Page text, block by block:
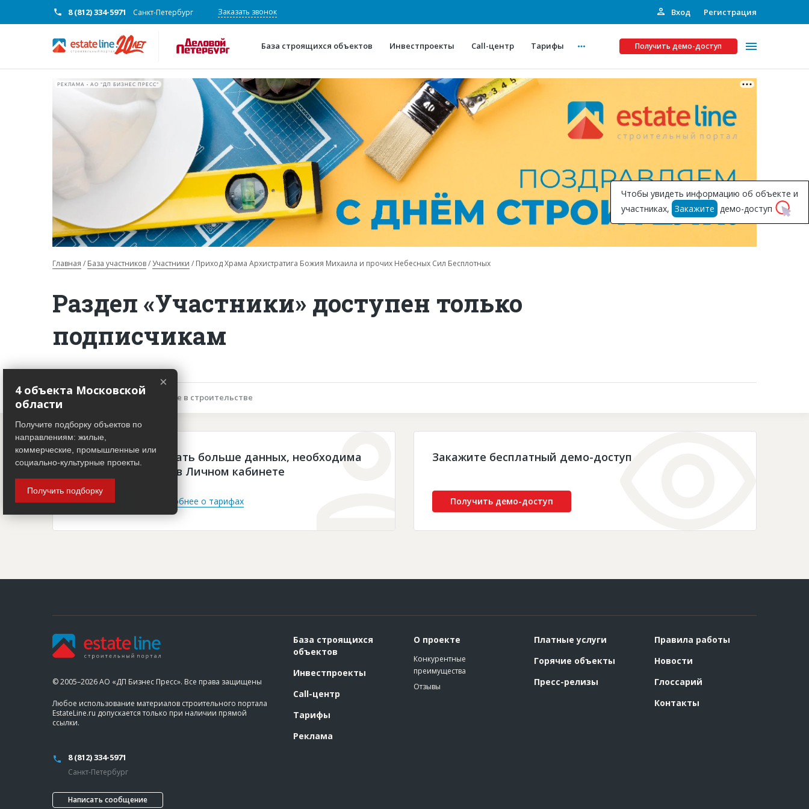
8 (812) 334-5971 Санкт-Петербург Заказать звонок Вход Регистрация
База строящихся объектов Инвестпроекты Call-центр Тарифы Получить демо-доступ
О проекте
Конкурентные преимущества
Горячие объекты
Глоссарий
Платные услуги
Рекламодателям
Инвестпроекты
Подписка на Базу
РЕКЛАМА • АО "ДП БИЗНЕС ПРЕСС"
Главная База участников Участники Приход Храма Архистратига Божия Михаила и прочих Небесных Сил Бесплотных
Раздел «Участники» доступен только
подписчикам
Описание объекта Участие в строительстве
Чтобы просматривать больше данных, необходима
платная подписка в Личном кабинете
Войти Подробнее о тарифах
Закажите бесплатный демо-доступ
Получить демо-доступ
Чтобы увидеть информацию об объекте и
участниках, Закажите демо-доступ
© 2005–2026 АО «ДП Бизнес Пресс». Все права защищены
Любое использование материалов строительного портала
EstateLine.ru допускается только при наличии прямой
ссылки.
8 (812) 334-5971
Санкт-Петербург
Написать сообщение
База строящихся
объектов
Инвестпроекты
Call-центр
Тарифы
Реклама
О проекте
Конкурентные
преимущества
Отзывы
Платные услуги
Горячие объекты
Пресс-релизы
Правила работы
Новости
Глоссарий
Контакты
×
4 объекта Московской
области
Получите подборку объектов по
направлениям: жилые,
коммерческие, промышленные или
социально-культурные проекты.
Получить подборку